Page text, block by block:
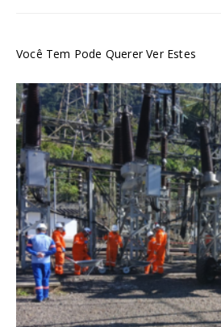
Você Tem Pode Querer Ver Estes